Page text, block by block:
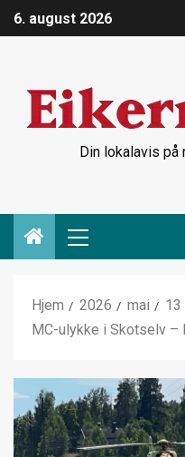
6. august 2026
Din lokalavis
Hjem 2026 mai
13
MC-ulykke i Skotselv –